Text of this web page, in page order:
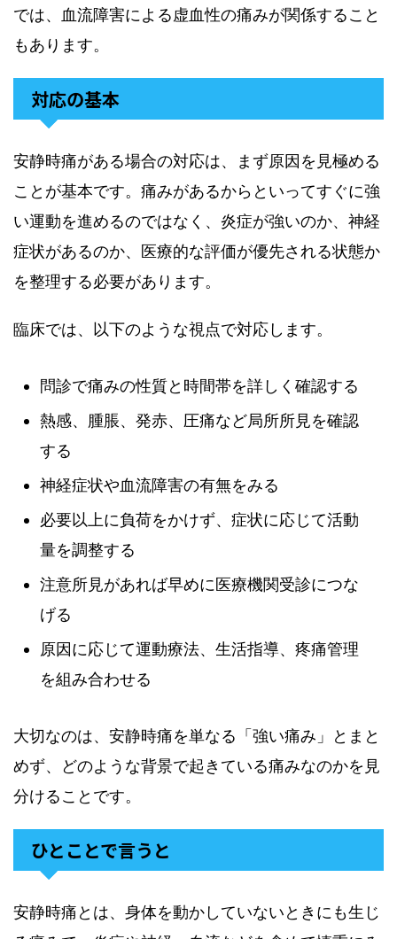
では、血流障害による虚血性の痛みが関係すること
もあります。
対応の基本
安静時痛がある場合の対応は、まず原因を見極める
ことが基本です。痛みがあるからといってすぐに強
い運動を進めるのではなく、炎症が強いのか、神経
症状があるのか、医療的な評価が優先される状態か
を整理する必要があります。
臨床では、以下のような視点で対応します。
問診で痛みの性質と時間帯を詳しく確認する
熱感、腫脹、発赤、圧痛など局所所見を確認
する
神経症状や血流障害の有無をみる
必要以上に負荷をかけず、症状に応じて活動
量を調整する
注意所見があれば早めに医療機関受診につな
げる
原因に応じて運動療法、生活指導、疼痛管理
を組み合わせる
大切なのは、安静時痛を単なる「強い痛み」とまと
めず、どのような背景で起きている痛みなのかを見
分けることです。
ひとことで言うと
安静時痛とは、身体を動かしていないときにも生じ